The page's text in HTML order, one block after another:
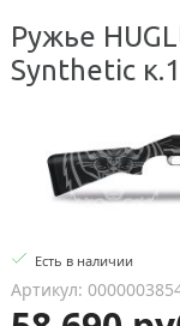
Ружье
Synthetic
Есть в наличии
Артикул: